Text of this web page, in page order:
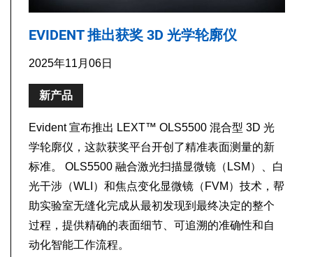
EVIDENT 推出获奖 3D 光学轮廓仪
2025年11月06日
新产品
Evident 宣布推出 LEXT™ OLS5500 混合型 3D 光
学轮廓仪，这款获奖平台开创了精准表面测量的新
标准。 OLS5500 融合激光扫描显微镜（LSM）、白
光干涉（WLI）和焦点变化显微镜（FVM）技术，帮
助实验室无缝化完成从最初发现到最终决定的整个
过程，提供精确的表面细节、可追溯的准确性和自
动化智能工作流程。